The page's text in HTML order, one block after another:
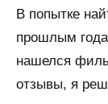
В попытке
прошлым
нашелся
отзывы, я